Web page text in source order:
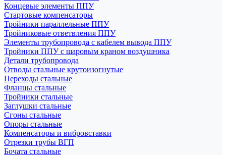
Концевые элементы ППУ
Стартовые компенсаторы
Тройники параллельные ППУ
Тройниковые ответвления ППУ
Элементы трубопровода с кабелем вывода ППУ
Тройники ППУ с шаровым краном воздушника
Детали трубопровода
Отводы стальные крутоизогнутые
Переходы стальные
Фланцы стальные
Тройники стальные
Заглушки стальные
Сгоны стальные
Опоры стальные
Компенсаторы и вибровставки
Отрезки трубы ВГП
Бочата стальные